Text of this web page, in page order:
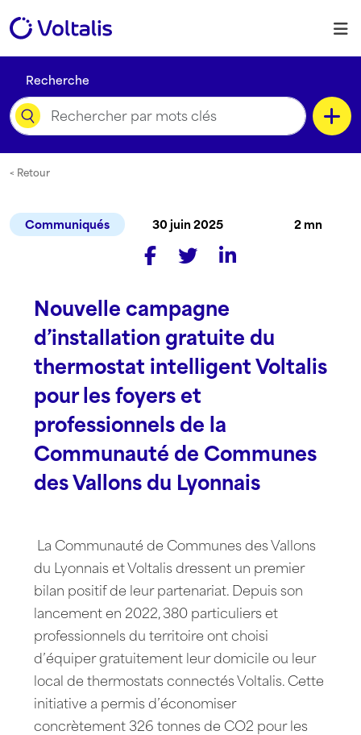
Recherche
Type de contenu
Langue
< Retour
Communiqués 30 juin 2025 2 mn
Nouvelle campagne
d’installation gratuite du
thermostat intelligent Voltalis
pour les foyers et
professionnels de la
Communauté de Communes
des Vallons du Lyonnais
La Communauté de Communes des Vallons
du Lyonnais et Voltalis dressent un premier
bilan positif de leur partenariat. Depuis son
lancement en 2022, 380 particuliers et
professionnels du territoire ont choisi
d’équiper gratuitement leur domicile ou leur
local de thermostats connectés Voltalis. Cette
initiative a permis d’économiser
concrètement 326 tonnes de CO2 pour les